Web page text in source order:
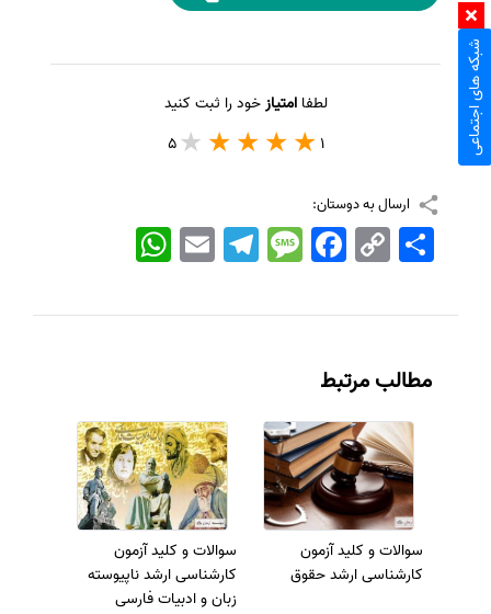
لطفاامتیازخود را ثبت کنید
1
5
ارسال به دوستان:
WhatsApp EmailTelegramMessageFacebook Copy
Link
اشتراک
مطالب مرتبط
سوالات و کلید آزمون
کارشناسی ارشد حقوق
سوالات و کلید آزمون
کارشناسی ارشد ناپیوسته
زبان و ادبیات فارسی
شبکه های اجتماعی